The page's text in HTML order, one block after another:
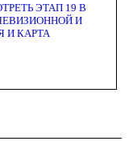
ЭТАП 19 В
И
И КАРТА